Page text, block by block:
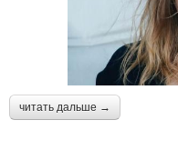
читать дальше →